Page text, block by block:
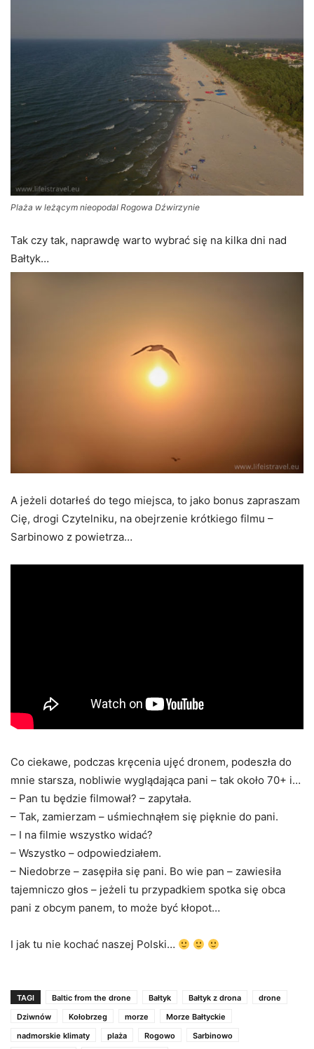
Plaża w leżącym nieopodal Rogowa Dźwirzynie
Tak czy tak, naprawdę warto wybrać się na kilka dni nad
Bałtyk…
A jeżeli dotarłeś do tego miejsca, to jako bonus zapraszam
Cię, drogi Czytelniku, na obejrzenie krótkiego filmu –
Sarbinowo z powietrza…
Co ciekawe, podczas kręcenia ujęć dronem, podeszła do
mnie starsza, nobliwie wyglądająca pani – tak około 70+ i…
– Pan tu będzie filmował? – zapytała.
– Tak, zamierzam – uśmiechnąłem się pięknie do pani.
– I na filmie wszystko widać?
– Wszystko – odpowiedziałem.
– Niedobrze – zasępiła się pani. Bo wie pan – zawiesiła
tajemniczo głos – jeżeli tu przypadkiem spotka się obca
pani z obcym panem, to może być kłopot…
I jak tu nie kochać naszej Polski…
TAGI Baltic from the drone Bałtyk Bałtyk z drona
drone
Dziwnów
Kołobrzeg morze
Morze Bałtyckie
nadmorskie klimaty
plaża Rogowo
Sarbinowo